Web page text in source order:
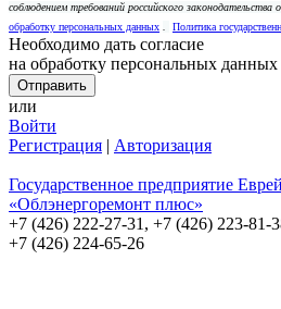
соблюдением требований российского законодательства
обработку персональных данных
Политика
Необходимо дать согласие
на обработку персональных данных
или
Войти
Регистрация | Авторизация
Государственное предприятие
«Облэнергоремонт плюс»
+7 (426) 222-27-31, +7 (426) 223-81-
+7 (426) 224-65-26